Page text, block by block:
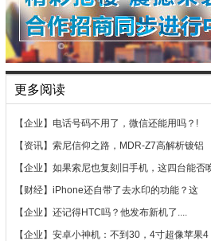
更多阅读
【企业】 电话号码不用了，微信还能用吗？!
【资讯】 索尼信仰之路，MDR-Z7高解析镀铝
【企业】 如果索尼也复刻旧手机，这四台能否
【财经】 iPhone还自带了去水印的功能？这
【企业】 还记得HTC吗？他发布新机了....
【企业】 安卓小神机：不到30，4寸超像苹果4